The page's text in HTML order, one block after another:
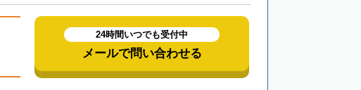
24時間いつでも受付中
メールで問い合わせる